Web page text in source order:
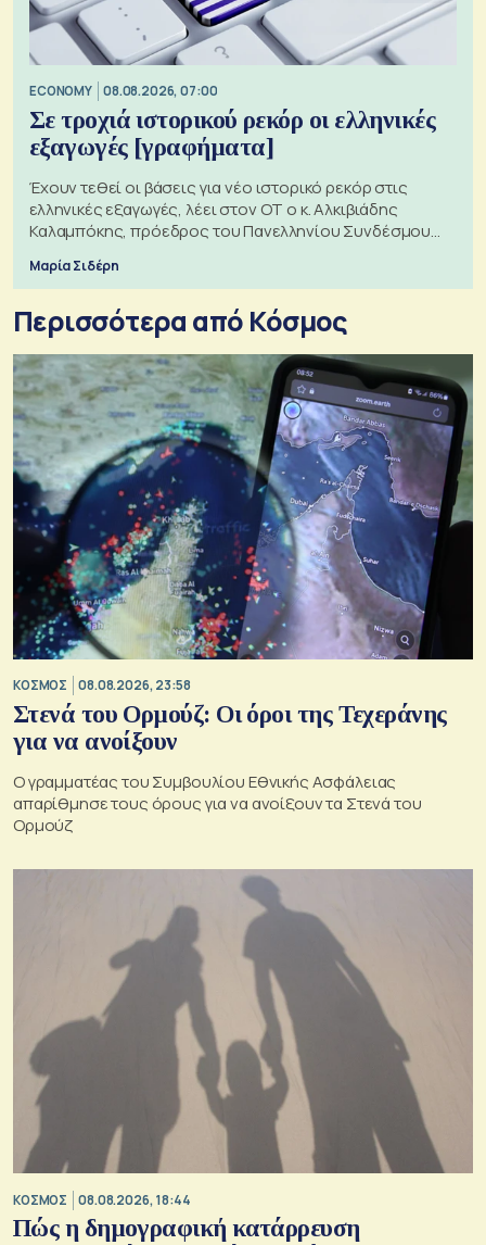
ECONOMY 08.08.2026, 07:00
Σε τροχιά ιστορικού ρεκόρ οι ελληνικές
εξαγωγές [γραφήματα]
Έχουν τεθεί οι βάσεις για νέο ιστορικό ρεκόρ στις
ελληνικές εξαγωγές, λέει στον ΟΤ ο κ. Αλκιβιάδης
Καλαμπόκης, πρόεδρος του Πανελληνίου Συνδέσμου
Μαρία Σιδέρη
Περισσότερα από Κόσμος
ΚΟΣΜΟΣ 08.08.2026, 23:58
Στενά του Ορμούζ: Οι όροι της Τεχεράνης
για να ανοίξουν
Ο γραμματέας του Συμβουλίου Εθνικής Ασφάλειας
απαρίθμησε τους όρους για να ανοίξουν τα Στενά του
Ορμούζ
ΚΟΣΜΟΣ 08.08.2026, 18:44
Πώς η δημογραφική κατάρρευση